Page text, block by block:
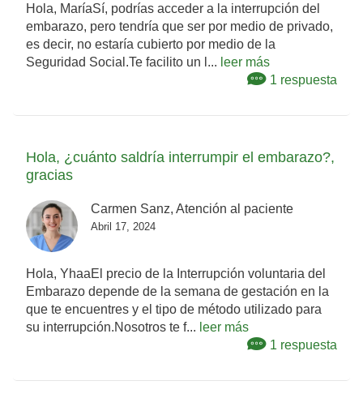
Hola, MaríaSí, podrías acceder a la interrupción del
embarazo, pero tendría que ser por medio de privado,
es decir, no estaría cubierto por medio de la
Seguridad Social.Te facilito un l... leer más
1 respuesta
Hola, ¿cuánto saldría interrumpir el embarazo?,
gracias
Carmen Sanz, Atención al paciente
Abril 17, 2024
Hola, YhaaEl precio de la Interrupción voluntaria del
Embarazo depende de la semana de gestación en la
que te encuentres y el tipo de método utilizado para
su interrupción.Nosotros te f... leer más
1 respuesta